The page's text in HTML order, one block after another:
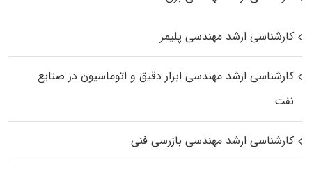
کارشناسی ارشد مهندسی پلیمر
کارشناسی ارشد مهندسی ابزار دقیق و اتوماسیون در صنایع
نفت
کارشناسی ارشد مهندسی بازرسی فنی